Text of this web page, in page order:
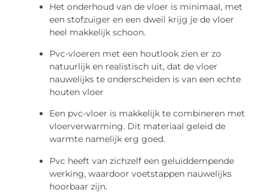
Het onderhoud van de vloer is minimaal, met
een stofzuiger en een dweil krijg je de vloer
heel makkelijk schoon.
Pvc-vloeren met een houtlook zien er zo
natuurlijk en realistisch uit, dat de vloer
nauwelijks te onderscheiden is van een echte
houten vloer
Een pvc-vloer is makkelijk te combineren met
vloerverwarming. Dit materiaal geleid de
warmte namelijk erg goed.
Pvc heeft van zichzelf een geluiddempende
werking, waardoor voetstappen nauwelijks
hoorbaar zijn.